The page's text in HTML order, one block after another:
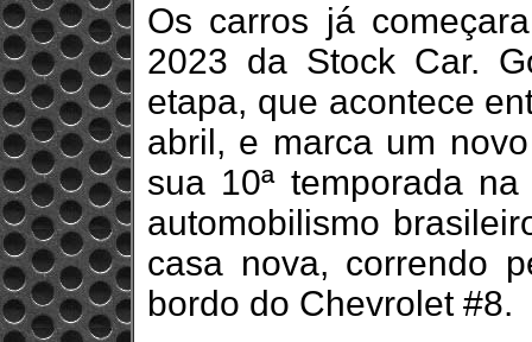
Os carros já
2023 da Stock Car.
etapa, que acontece
abril, e marca um
sua 10ª temporada
automobilismo
casa nova, correndo
bordo do Chevrolet #8.